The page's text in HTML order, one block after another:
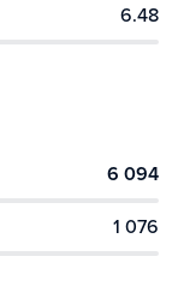
6.48
6 094
1 076